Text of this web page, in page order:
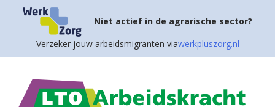
Niet actief in de agrarische sector?
Verzeker jouw arbeidsmigranten viawerkpluszorg.nl